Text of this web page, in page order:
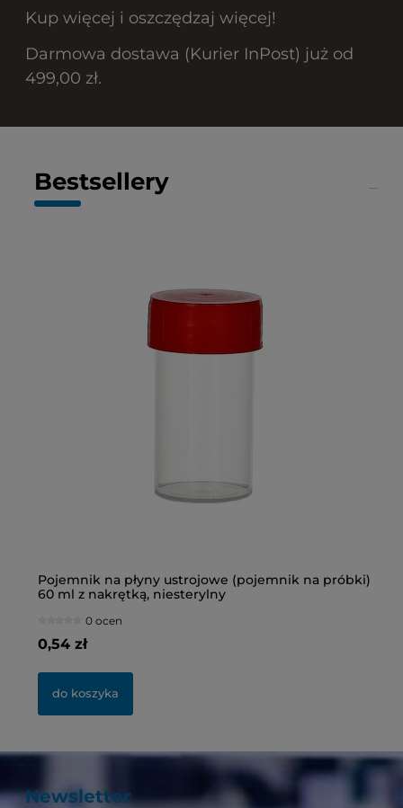
Kup więcej i oszczędzaj więcej!
Darmowa dostawa (Kurier InPost) już od
499,00 zł.
Bestsellery
Pojemnik na płyny ustrojowe (pojemnik na próbki)
60 ml z nakrętką, niesterylny
0 ocen
0,54 zł
do koszyka
Newsletter